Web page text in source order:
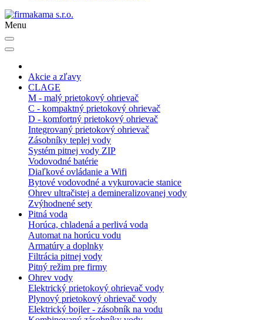
Menu
Akcie a zľavy
CLAGE
M - malý prietokový ohrievač
C - kompaktný prietokový ohrievač
D - komfortný prietokový ohrievač
Integrovaný prietokový ohrievač
Zásobníky teplej vody
Systém pitnej vody ZIP
Vodovodné batérie
Diaľkové ovládanie a Wifi
Bytové vodovodné a vykurovacie stanice
Ohrev ultračistej a demineralizovanej vody
Zvýhodnené sety
Pitná voda
Horúca, chladená a perlivá voda
Automat na horúcu vodu
Armatúry a doplnky
Filtrácia pitnej vody
Pitný režim pre firmy
Ohrev vody
Elektrický prietokový ohrievač vody
Plynový prietokový ohrievač vody
Elektrický bojler - zásobník na vodu